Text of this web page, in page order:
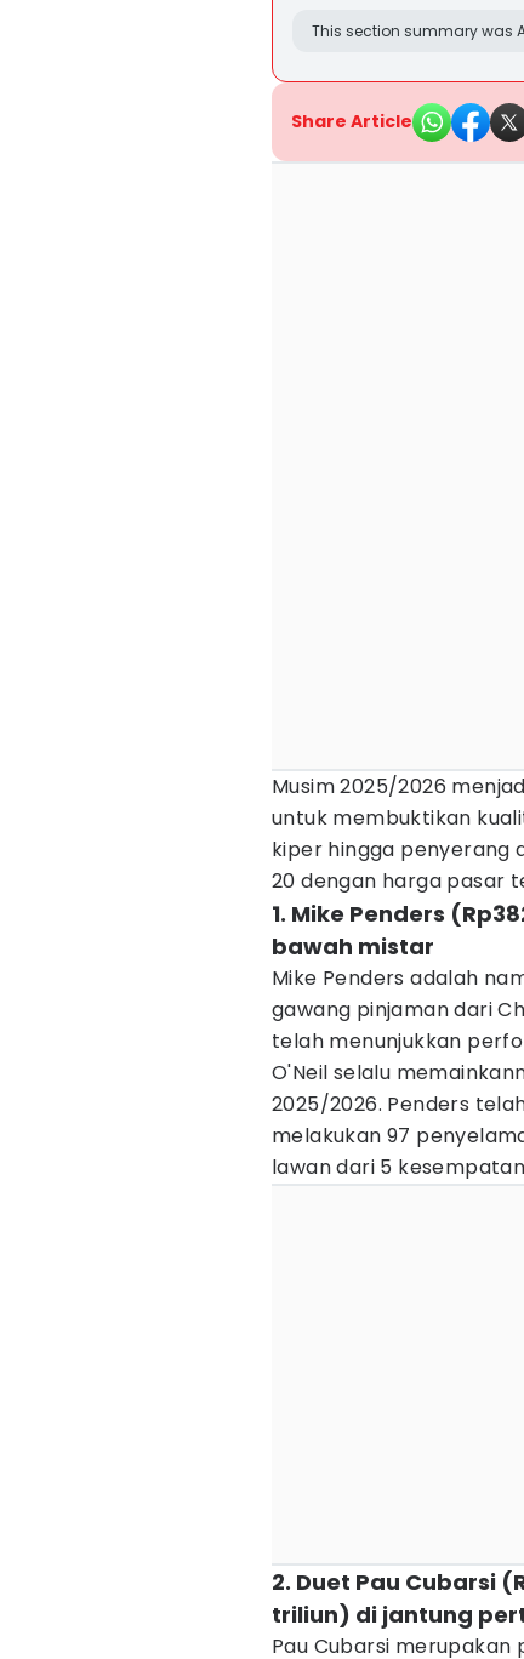
This section summary was
Share Article
Musim 2025/2026
untuk membuktikan
kiper hingga penyerang
20 dengan harga pasar
1. Mike Penders
bawah mistar
Mike Penders adalah
gawang pinjaman dari
telah menunjukkan
O'Neil selalu
2025/2026. Penders
melakukan 97
lawan dari 5
2. Duet Pau Cubarsi
triliun) di jantung
Pau Cubarsi